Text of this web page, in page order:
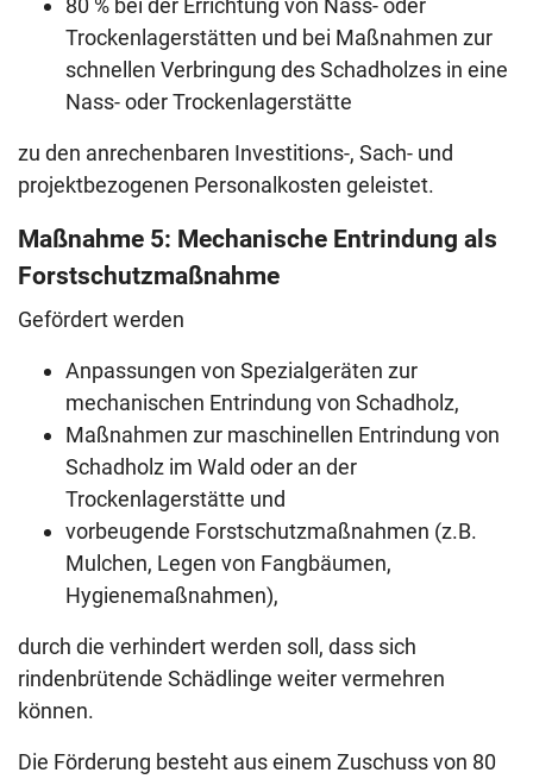
Trockenlagerstätten und bei Maßnahmen zur
schnellen Verbringung des Schadholzes in eine
Nass- oder Trockenlagerstätte
zu den anrechenbaren Investitions-, Sach- und
projektbezogenen Personalkosten geleistet.
Maßnahme 5: Mechanische Entrindung als
Forstschutzmaßnahme
Gefördert werden
Anpassungen von Spezialgeräten zur
mechanischen Entrindung von Schadholz,
Maßnahmen zur maschinellen Entrindung von
Schadholz im Wald oder an der
Trockenlagerstätte und
vorbeugende Forstschutzmaßnahmen (z.B.
Mulchen, Legen von Fangbäumen,
Hygienemaßnahmen),
durch die verhindert werden soll, dass sich
rindenbrütende Schädlinge weiter vermehren
können.
Die Förderung besteht aus einem Zuschuss von 80